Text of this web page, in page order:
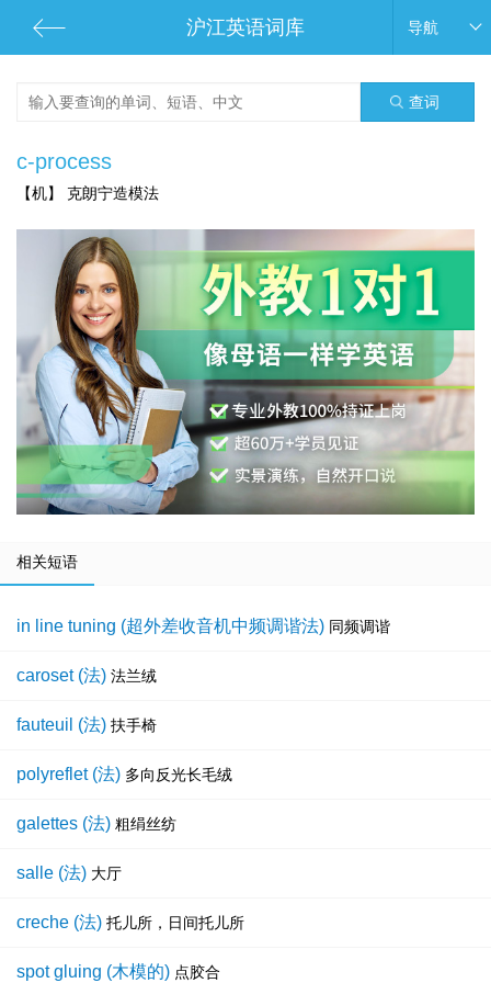
沪江英语词库 导航
查词
c-process
【机】 克朗宁造模法
相关短语
in line tuning (超外差收音机中频调谐法) 同频调谐
caroset (法) 法兰绒
fauteuil (法) 扶手椅
polyreflet (法) 多向反光长毛绒
galettes (法) 粗绢丝纺
salle (法) 大厅
creche (法) 托儿所，日间托儿所
spot gluing (木模的) 点胶合